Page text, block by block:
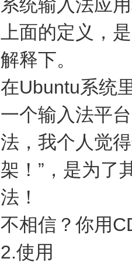
系统输入法应用
上面的定义，
解释下。
在Ubuntu系统
一个输入法平
法，我个人觉
架！”，是为了
法！
不相信？你用
2.使用